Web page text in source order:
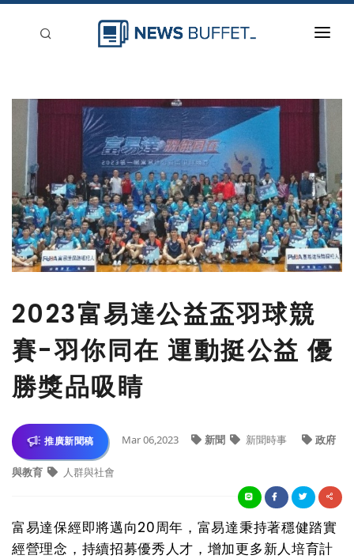
新聞稿分類
2023富易達公益盃羽球競
賽-羽你同在 運動挺公益 優
勝獎品吸睛
推廣新聞稿 Mar 06,2023 新聞 新聞時事 政府
與教育 人群與社會
富易達保經即將邁向20周年，富易達秉持著穩健踏實
經營理念，持續招募優秀人才，增加更多新人培育計